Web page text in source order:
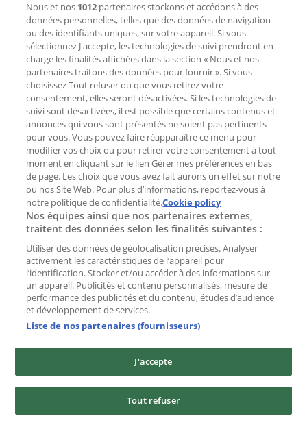
Demande marketing et professionnelle
Magasin mal situé sur la carte
Signaler un prospectus
Vous rencontrez un problème technique sur l’appli
ou le site?
Index
Marques
Marques locales
Enseignes
Commerces à proximité
Produits
Produits locaux
Villes
Télécharger l'appli Tiendeo
Copyright © Tiendeo ® 2026 · Shopfully Marketing S.L.U. –
Nous et nos 1012 partenaires stockons et accédons à des
données personnelles, telles que des données de navigation
ou des identifiants uniques, sur votre appareil. Si vous
sélectionnez J'accepte, les technologies de suivi prendront en
charge les finalités affichées dans la section « Nous et nos
partenaires traitons des données pour fournir ». Si vous
choisissez Tout refuser ou que vous retirez votre
consentement, elles seront désactivées. Si les technologies de
suivi sont désactivées, il est possible que certains contenus et
annonces qui vous sont présentés ne soient pas pertinents
pour vous. Vous pouvez faire réapparaître ce menu pour
modifier vos choix ou pour retirer votre consentement à tout
moment en cliquant sur le lien Gérer mes préférences en bas
de page. Les choix que vous avez fait aurons un effet sur notre
ou nos Site Web. Pour plus d’informations, reportez-vous à
notre politique de confidentialité.Cookie policy
Nos équipes ainsi que nos partenaires externes,
traitent des données selon les finalités suivantes :
Utiliser des données de géolocalisation précises. Analyser
activement les caractéristiques de l’appareil pour
l’identification. Stocker et/ou accéder à des informations sur
un appareil. Publicités et contenu personnalisés, mesure de
performance des publicités et du contenu, études d’audience
et développement de services.
Liste de nos partenaires (fournisseurs)
J'accepte
Tout refuser